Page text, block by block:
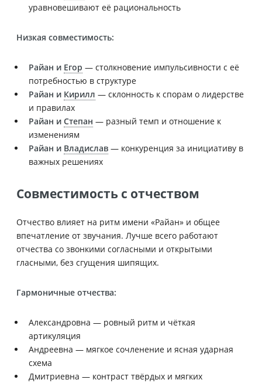
уравновешивают её рациональность
Низкая совместимость:
Райан и Егор — столкновение импульсивности с её
потребностью в структуре
Райан и Кирилл — склонность к спорам о лидерстве
и правилах
Райан и Степан — разный темп и отношение к
изменениям
Райан и Владислав — конкуренция за инициативу в
важных решениях
Совместимость с отчеством
Отчество влияет на ритм имени «Райан» и общее
впечатление от звучания. Лучше всего работают
отчества со звонкими согласными и открытыми
гласными, без сгущения шипящих.
Гармоничные отчества:
Александровна — ровный ритм и чёткая
артикуляция
Андреевна — мягкое сочленение и ясная ударная
схема
Дмитриевна — контраст твёрдых и мягких